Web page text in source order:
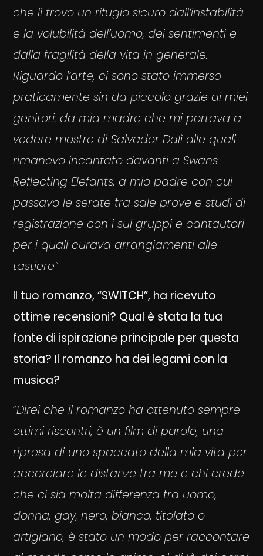
che lì trovo un rifugio sicuro dall’instabilità
e la volubilità dell’uomo, dei sentimenti e
dalla fragilità della vita in generale.
Riguardo l’arte, ci sono stato immerso
praticamente sin da piccolo grazie ai miei
genitori: da mia madre che mi portava a
vedere mostre di Salvador Dalì alle quali
rimanevo incantato davanti a Swans
Reflecting Elefants, a mio padre con cui
passavo le serate tra sale prove e studi di
registrazione con i sui gruppi e cantautori
per i quali curava arrangiamenti alle
tastiere”.
Il tuo romanzo, “SWITCH”, ha ricevuto
ottime recensioni? Qual è stata la tua
fonte di ispirazione principale per questa
storia? Il romanzo ha dei legami con la
musica?
“Direi che il romanzo ha ottenuto sempre
ottimi riscontri, è un film di parole, una
ripresa di uno spaccato della mia vita per
accorciare le distanze tra me e chi crede
che ci sia molta differenza tra uomo,
donna, gay, nero, bianco, titolato o
artigiano, è stato un modo per raccontare